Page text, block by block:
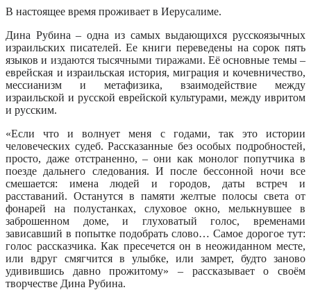
В настоящее время проживает в Иерусалиме.
Дина Рубина – одна из самых выдающихся русскоязычных
израильских писателей. Ее книги переведены на сорок пять
языков и издаются тысячными тиражами. Её основные темы –
еврейская и израильская история, миграция и кочевничество,
мессианизм и метафизика, взаимодействие между
израильской и русской еврейской культурами, между ивритом
и русским.
«Если что и волнует меня с годами, так это истории
человеческих судеб. Рассказанные без особых подробностей,
просто, даже отстраненно, – они как монолог попутчика в
поезде дальнего следования. И после бессонной ночи все
смешается: имена людей и городов, даты встреч и
расставаний. Останутся в памяти желтые полосы света от
фонарей на полустанках, слуховое окно, мелькнувшее в
заброшенном доме, и глуховатый голос, временами
зависавший в попытке подобрать слово… Самое дорогое тут:
голос рассказчика. Как пресечется он в неожиданном месте,
или вдруг смягчится в улыбке, или замрет, будто заново
удивившись давно прожитому» – рассказывает о своём
творчестве Дина Рубина.